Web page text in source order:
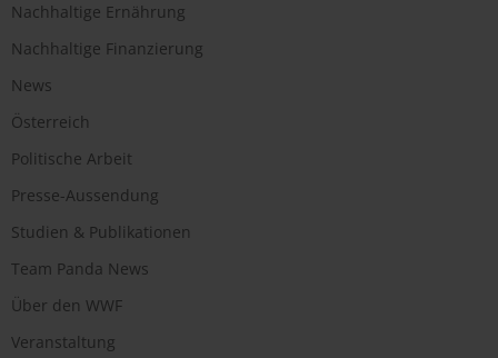
Nachhaltige Ernährung
Nachhaltige Finanzierung
News
Österreich
Politische Arbeit
Presse-Aussendung
Studien & Publikationen
Team Panda News
Über den WWF
Veranstaltung